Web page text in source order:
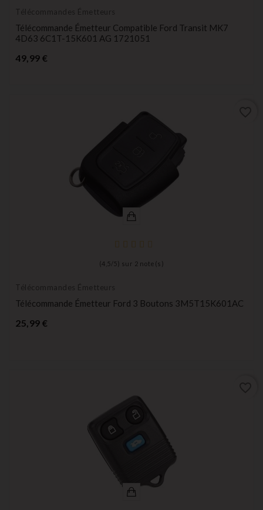
Télécommandes Émetteurs
Télécommande Émetteur Compatible Ford Transit MK7
4D63 6C1T-15K601 AG 1721051
49,99 €
(4,5 / 5) sur 2 note(s)
Télécommandes Émetteurs
Télécommande Émetteur Ford 3 Boutons 3M5T15K601AC
25,99 €